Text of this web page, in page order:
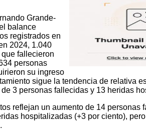
Grande-
balance
registrados en
2024, 1.040
fallecieron
personas
su ingreso
sigue la tendencia de relativa
3 personas fallecidas y 13 heridas
reflejan un aumento de 14 personas
hospitalizadas (+3 por ciento),